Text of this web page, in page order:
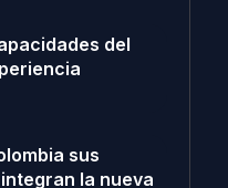
del
sus
la nueva